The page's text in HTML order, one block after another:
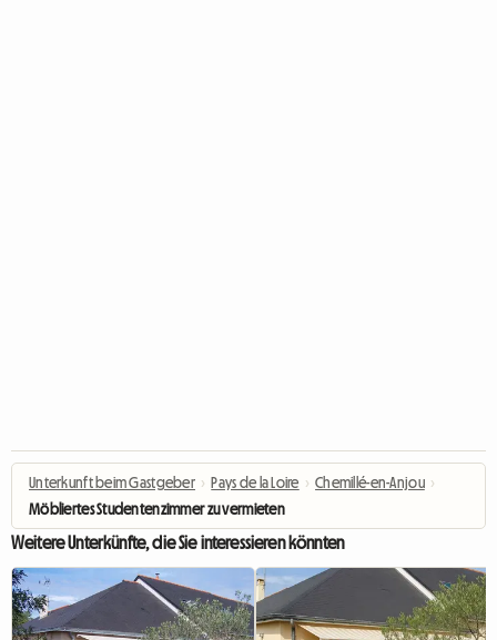
Unterkunft beim Gastgeber › Pays de la Loire › Chemillé-en-Anjou ›
Möbliertes Studentenzimmer zu vermieten
Weitere Unterkünfte, die Sie interessieren könnten